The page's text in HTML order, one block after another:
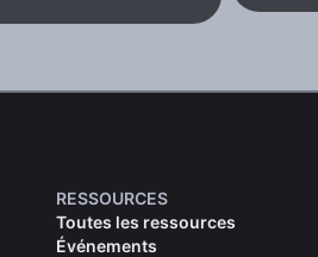
RESSOURCES
Toutes les ressources
Événements